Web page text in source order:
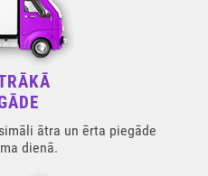
ātra un ērta piegāde
dienā.